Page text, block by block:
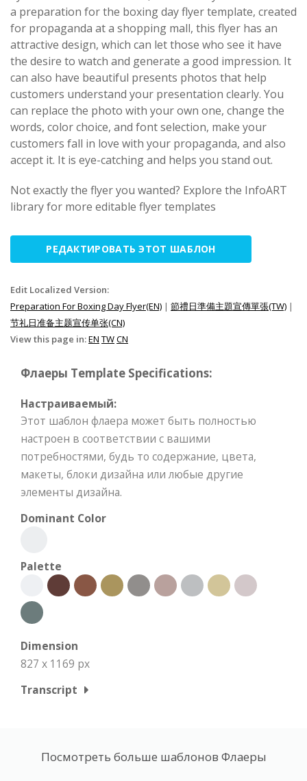
a preparation for the boxing day flyer template, created
for propaganda at a shopping mall, this flyer has an
attractive design, which can let those who see it have
the desire to watch and generate a good impression. It
can also have beautiful presents photos that help
customers understand your presentation clearly. You
can replace the photo with your own one, change the
words, color choice, and font selection, make your
customers fall in love with your propaganda, and also
accept it. ​It is eye-catching and helps you stand out.
Not exactly the flyer you wanted? Explore the InfoART
library for more editable flyer templates
РЕДАКТИРОВАТЬ ЭТОТ ШАБЛОН
Edit Localized Version:
Preparation For Boxing Day Flyer(EN) | 節禮日準備主題宣傳單張(TW) |
节礼日准备主题宣传单张(CN)
View this page in:EN TWCN
Флаеры Template Specifications:
Настраиваемый:
Этот шаблон флаера может быть полностью
настроен в соответствии с вашими
потребностями, будь то содержание, цвета,
макеты, блоки дизайна или любые другие
элементы дизайна.
Dominant Color
Palette
Dimension
827 x 1169 px
Transcript
Посмотреть больше шаблонов Флаеры